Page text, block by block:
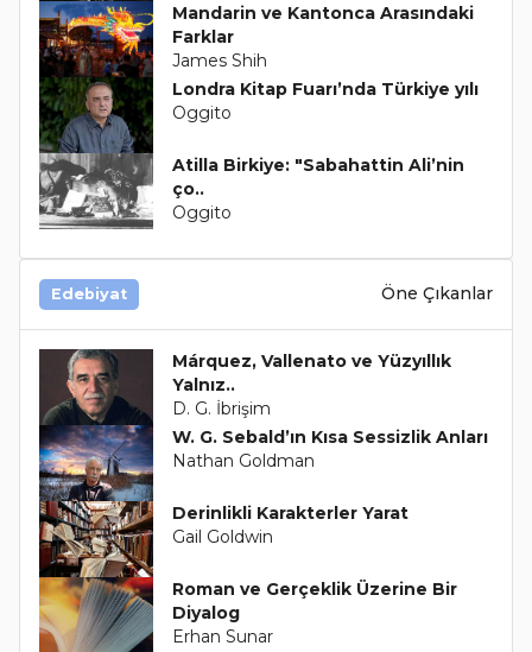
Mandarin ve Kantonca Arasındaki
Farklar
James Shih
Londra Kitap Fuarı’nda Türkiye yılı
Oggito
Atilla Birkiye: "Sabahattin Ali’nin
ço..
Oggito
Edebiyat Öne Çıkanlar
Márquez, Vallenato ve Yüzyıllık
Yalnız..
D. G. İbrişim
W. G. Sebald’ın Kısa Sessizlik Anları
Nathan Goldman
Derinlikli Karakterler Yarat
Gail Goldwin
Roman ve Gerçeklik Üzerine Bir
Diyalog
Erhan Sunar